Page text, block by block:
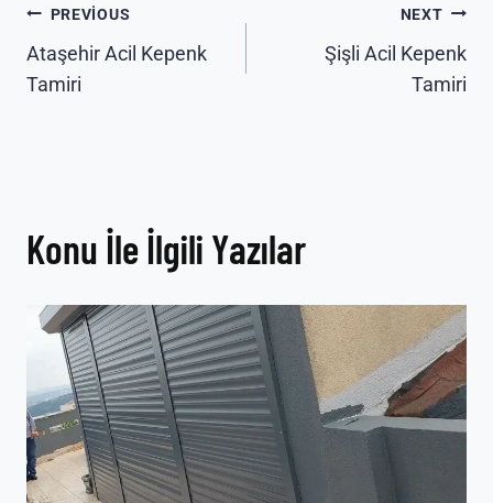
Yazı
gezinmesi
PREVIOUS
Ataşehir Acil Kepenk
Tamiri
NEXT
Şişli Acil Kepenk
Tamiri
Konu İle İlgili Yazılar